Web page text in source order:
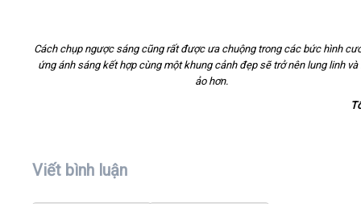
Cách chụp ngược sáng cũng rất được ưa chuộng trong các bức hình
ứng ánh sáng kết hợp cùng một khung cảnh đẹp sẽ trở nên lung linh và
ảo hơn.
Viết bình luận